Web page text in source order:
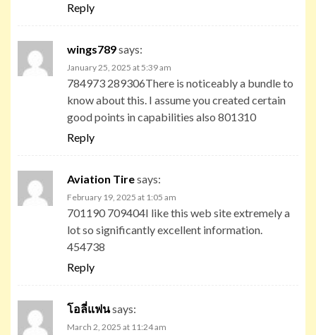
Reply
wings789says:
January 25, 2025 at 5:39 am
784973 289306There is noticeably a bundle to
know about this. I assume you created certain
good points in capabilities also 801310
Reply
Aviation Tiresays:
February 19, 2025 at 1:05 am
701190 709404I like this web site extremely a
lot so significantly excellent information.
454738
Reply
โอลี่แฟนsays:
March 2, 2025 at 11:24 am